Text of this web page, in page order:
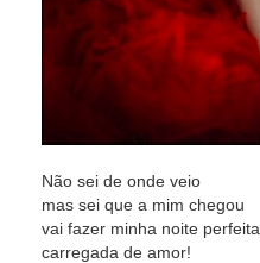
Não sei de onde veio
mas sei que a mim chegou
vai fazer minha noite perfeita
carregada de amor!